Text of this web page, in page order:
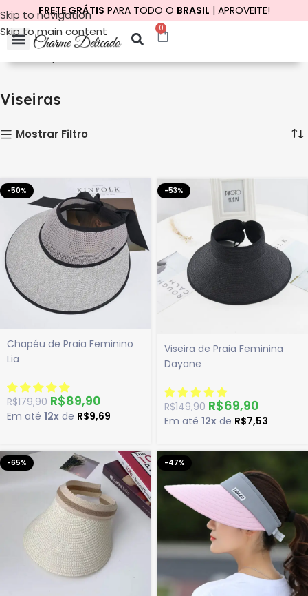
Skip to navigation
Skip to main content
FRETE GRÁTIS PARA TODO O BRASIL | APROVEITE!
0
Viseiras
Mostrar Filtro
-50%
Chapéu de Praia Feminino
Lia
R$179,90 R$89,90
Em até 12x de R$9,69
-53%
Viseira de Praia Feminina
Dayane
R$149,90 R$69,90
Em até 12x de R$7,53
-65% -47%